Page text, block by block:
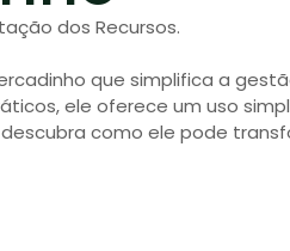
dos Recursos.
que simplifica a
ele oferece um uso
como ele pode